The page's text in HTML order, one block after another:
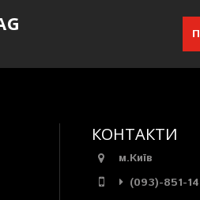
КОНТАКТИ
м.Київ
(093)-851-